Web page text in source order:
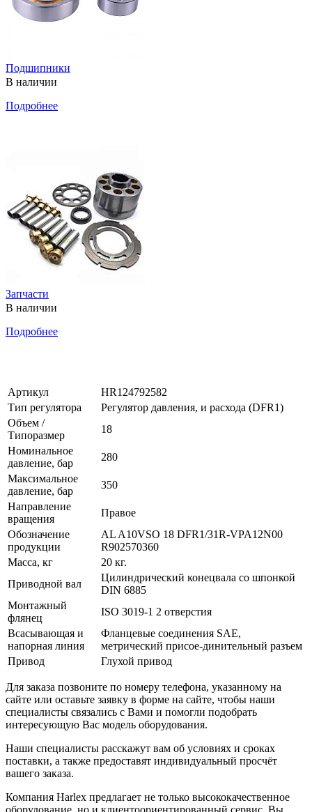
Подшипники
В наличии
Подробнее
Запчасти
В наличии
Подробнее
Артикул
HR124792582
Тип регулятора
Регулятор давления, и расхода (DFR1)
Объем /
Типоразмер
18
Номинальное
давление, бар
280
Максимальное
давление, бар
350
Направление
вращения
Правое
Обозначение
продукции
AL A10VSO 18 DFR1/31R-VPA12N00
R902570360
Масса, кг
20 кг.
Приводной вал
Цилиндрический конецвала со шпонкой
DIN 6885
Монтажный
флянец
ISO 3019-1 2 отверстия
Всасывающая и
напорная линия
Фланцевые соединения SAE,
метрический присое-динительный разъем
Привод
Глухой привод
Для заказа позвоните по номеру телефона, указанному на
сайте или оставьте заявку в форме на сайте, чтобы наши
специалисты связались с Вами и помогли подобрать
интересующую Вас модель оборудования.
Наши специалисты расскажут вам об условиях и сроках
поставки, а также предоставят индивидуальный просчёт
вашего заказа.
Компания Harlex предлагает не только высококачественное